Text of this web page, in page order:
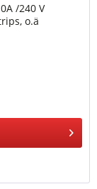
/240 V
o.ä